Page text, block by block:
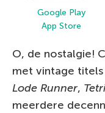
Google Play
App Store
O, de nostalgie!
met vintage
Lode Runner,
meerdere